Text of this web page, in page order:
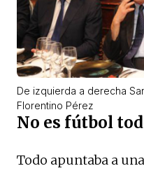
De izquierda a derecha
Florentino Pérez
No es fútbol
Todo apuntaba a